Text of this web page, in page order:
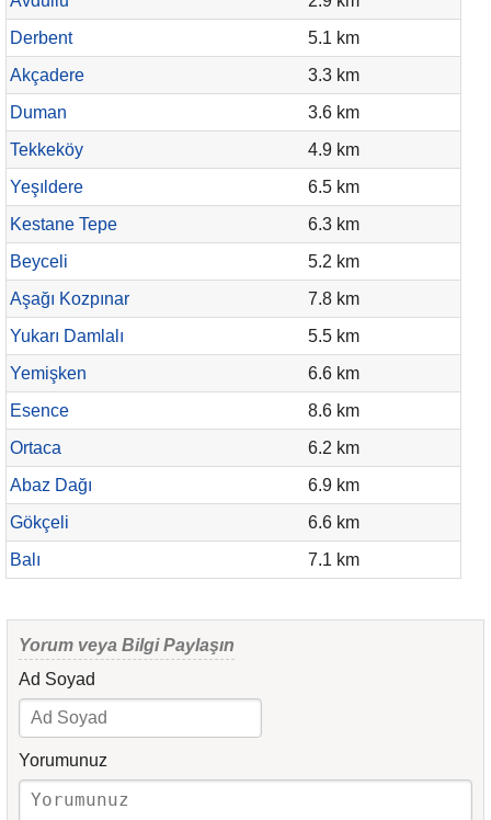
Derbent
5.1 km
Akçadere
3.3 km
Duman
3.6 km
Tekkeköy
4.9 km
Yeşıldere
6.5 km
Kestane Tepe
6.3 km
Beyceli
5.2 km
Aşağı Kozpınar
7.8 km
Yukarı Damlalı
5.5 km
Yemişken
6.6 km
Esence
8.6 km
Ortaca
6.2 km
Abaz Dağı
6.9 km
Gökçeli
6.6 km
Balı
7.1 km
Yorum veya Bilgi Paylaşın
Ad Soyad
Yorumunuz